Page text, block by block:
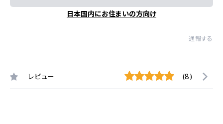
日本国内にお住まいの方向け
通報する
レビュー (8)